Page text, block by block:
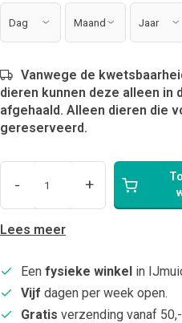
Vanwege de
dieren kunnen deze alleen in
afgehaald. Alleen dieren die
gereserveerd.
- +
Lees meer
Een fysieke winkel in
Vijf dagen per week open.
Gratis verzending vanaf 50,-